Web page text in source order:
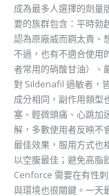
成為最多人選擇的劑量
要的族群包含：平時勃
認為原廠威而鋼太貴、
不過，也有不適合使用
者常用的硝酸甘油）、
對 Sildenafil 過敏者，
成分相同，副作用類型
塞、輕微頭痛、心跳加
解，多數使用者反映不
最佳效果，服用方式也
以空腹最佳；避免高脂
Cenforce 需要在有性
與環境也很關鍵。一天